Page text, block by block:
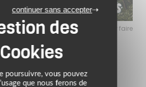
profitez de l’ambiance estivale pour faire
plans sur l’équipement motard !
poursuivre, vous pouvez
que nous ferons de
continuer sans accepter